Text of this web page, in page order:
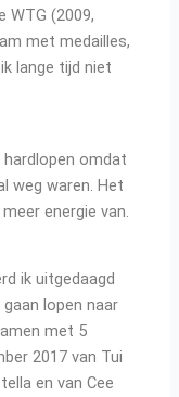
WTG (2009,
met medailles,
lange tijd niet
omdat
weg waren. Het
energie van.
ik uitgedaagd
lopen naar
met 5
2017 van Tui
en van Cee